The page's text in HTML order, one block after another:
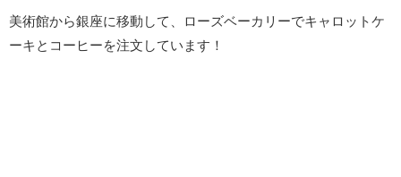
美術館から銀座に移動して、ローズベーカリーでキャロットケ
ーキとコーヒーを注文しています！